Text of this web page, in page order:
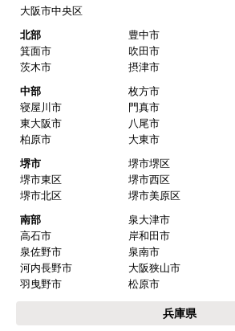
大阪市内 大阪市都島区
大阪市天王寺区